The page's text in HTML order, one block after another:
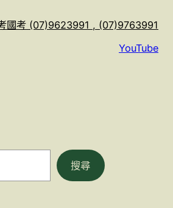
國考 (07)9623991 , (07)9763991
YouTube
搜尋